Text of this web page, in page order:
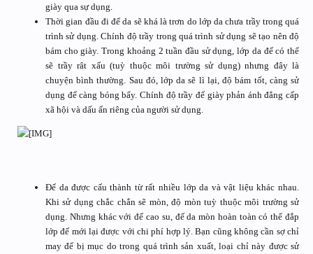
giày qua sự dụng.
Thời gian đầu đi đế da sẽ khá là trơn do lớp da chưa trầy trong quá
trình sử dụng. Chính độ trầy trong quá trình sử dụng sẽ tạo nên độ
bám cho giày. Trong khoảng 2 tuần đầu sử dụng, lớp da đế có thể
sẽ trầy rât xấu (tuỳ thuộc môi trường sử dụng) nhưng đây là
chuyện bình thường. Sau đó, lớp da sẽ lì lại, độ bám tốt, càng sử
dụng đế càng bóng bẩy. Chính độ trầy đế giày phản ánh đẳng cấp
xã hội và dấu ấn riêng của người sử dụng.
Đế da được cấu thành từ rất nhiều lớp da và vật liệu khác nhau.
Khi sử dụng chắc chắn sẽ mòn, độ mòn tuỳ thuộc môi trường sử
dụng. Nhưng khác với đế cao su, đế da mòn hoàn toàn có thể đắp
lớp đế mới lại được với chi phí hợp lý. Bạn cũng không cần sợ chỉ
may đế bị mục do trong quá trình sản xuất, loại chỉ này được sử